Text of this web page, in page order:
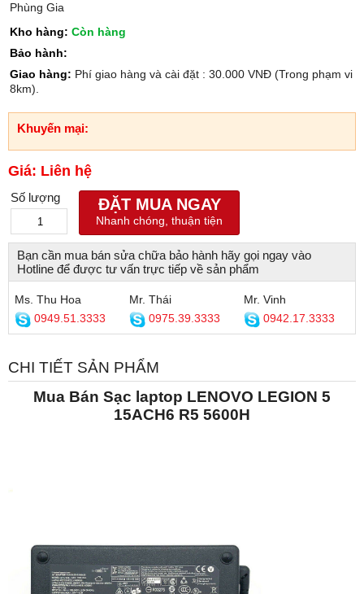
Phùng Gia
Kho hàng: Còn hàng
Bảo hành:
Giao hàng: Phí giao hàng và cài đặt : 30.000 VNĐ (Trong phạm vi
8km).
Khuyến mại:
Giá: Liên hệ
Số lượng ĐẶT MUA NGAY
Nhanh chóng, thuận tiện
Bạn cần mua bán sửa chữa bảo hành hãy gọi ngay vào
Hotline để được tư vấn trực tiếp về sản phẩm
Ms. Thu Hoa
0949.51.3333
Mr. Thái
0975.39.3333
Mr. Vinh
0942.17.3333
CHI TIẾT SẢN PHẨM
Mua Bán Sạc laptop LENOVO LEGION 5
15ACH6 R5 5600H